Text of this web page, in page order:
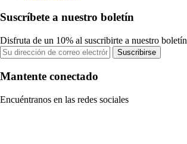
Suscríbete a nuestro boletín
Disfruta de un 10% al suscribirte a nuestro boletín
Suscribirse
Mantente conectado
Encuéntranos en las redes sociales